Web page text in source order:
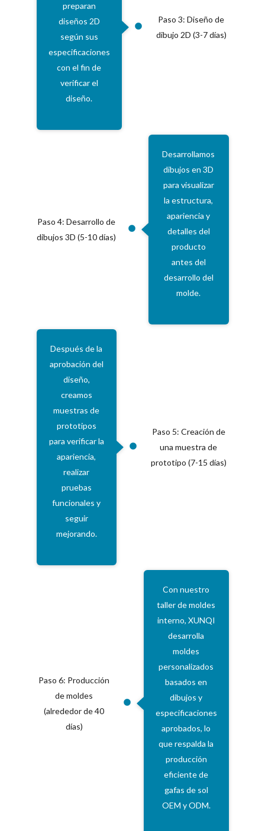
preparan
diseños 2D
según sus
especificaciones
con el fin de
verificar el
diseño.
Paso 3: Diseño de
dibujo 2D (3-7 días)
Desarrollamos
dibujos en 3D
para visualizar
la estructura,
apariencia y
detalles del
producto
antes del
desarrollo del
molde.
Paso 4: Desarrollo de
dibujos 3D (5-10 días)
Después de la
aprobación del
diseño,
creamos
muestras de
prototipos
para verificar la
apariencia,
realizar
pruebas
funcionales y
seguir
mejorando.
Paso 5: Creación de
una muestra de
prototipo (7-15 días)
Con nuestro
taller de moldes
interno, XUNQI
desarrolla
moldes
personalizados
basados ​​en
dibujos y
especificaciones
aprobados, lo
que respalda la
producción
eficiente de
gafas de sol
OEM y ODM.
Paso 6: Producción
de moldes
(alrededor de 40
días)